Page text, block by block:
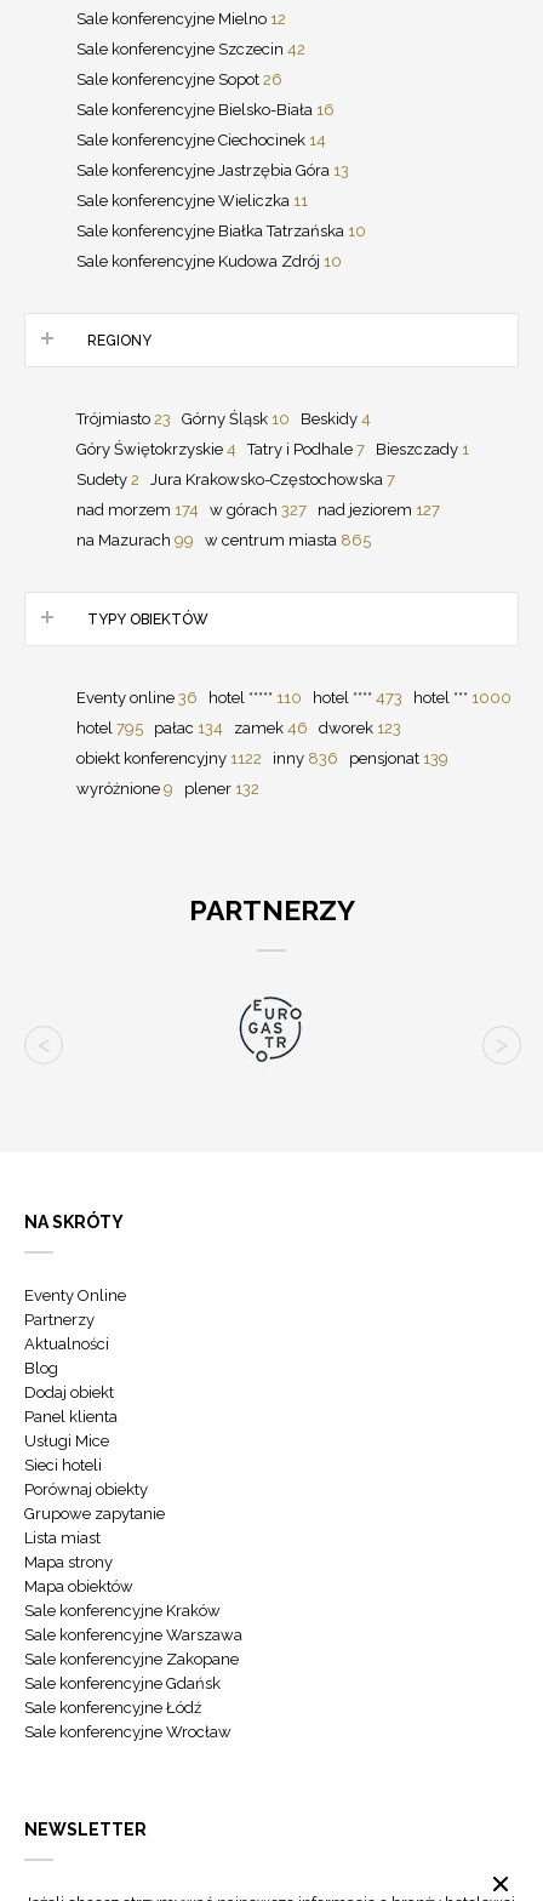
Sale konferencyjne Mielno 12
Sale konferencyjne Szczecin 42
Sale konferencyjne Sopot 26
Sale konferencyjne Bielsko-Biała 16
Sale konferencyjne Ciechocinek 14
Sale konferencyjne Jastrzębia Góra 13
Sale konferencyjne Wieliczka 11
Sale konferencyjne Białka Tatrzańska 10
Sale konferencyjne Kudowa Zdrój 10
REGIONY
Trójmiasto 23 Górny Śląsk 10 Beskidy 4
Góry Świętokrzyskie 4 Tatry i Podhale 7 Bieszczady 1
Sudety 2 Jura Krakowsko-Częstochowska 7
nad morzem 174 w górach 327 nad jeziorem 127
na Mazurach 99 w centrum miasta 865
TYPY OBIEKTÓW
Eventy online 36 hotel ***** 110 hotel **** 473 hotel *** 1000
hotel 795 pałac 134 zamek 46 dworek 123
obiekt konferencyjny 1122 inny 836 pensjonat 139
wyróżnione 9 plener 132
PARTNERZY
NA SKRÓTY
Eventy Online
Partnerzy
Aktualności
Blog
Dodaj obiekt
Panel klienta
Usługi Mice
Sieci hoteli
Porównaj obiekty
Grupowe zapytanie
Lista miast
Mapa strony
Mapa obiektów
Sale konferencyjne Kraków
Sale konferencyjne Warszawa
Sale konferencyjne Zakopane
Sale konferencyjne Gdańsk
Sale konferencyjne Łódź
Sale konferencyjne Wrocław
NEWSLETTER